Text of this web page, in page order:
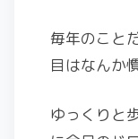
毎年のこと
目はなんか
ゆっくりと